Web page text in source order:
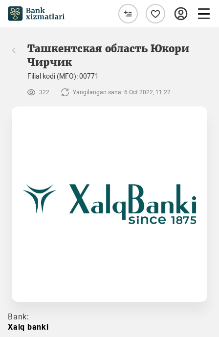
Ташкентская область Юкори
Чирчик
Filial kodi (MFO): 00771
322 Yangilangan sana: 6 Oct 2022, 11:22
Bank:
Xalq banki